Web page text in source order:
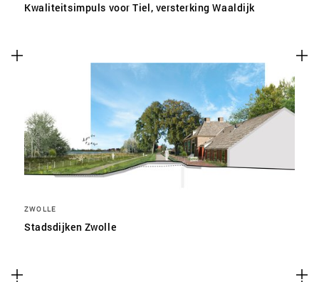
Kwaliteitsimpuls voor Tiel, versterking Waaldijk
ZWOLLE
Stadsdijken Zwolle